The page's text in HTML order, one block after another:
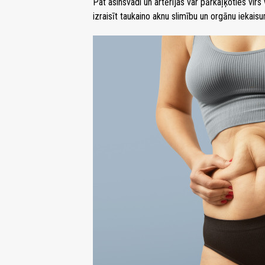
izraisīt taukaino aknu slimību un orgānu